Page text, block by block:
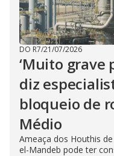
DO R7/21/07/2026
‘Muito grave
diz
bloqueio de
Médio
Ameaça dos Houthis
el-Mandeb pode ter